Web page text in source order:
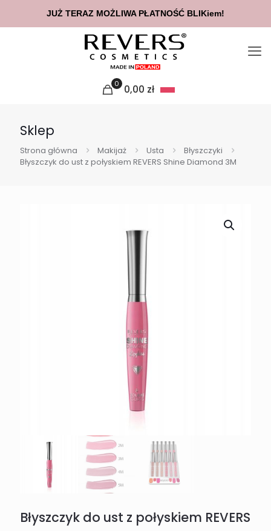
0 0,00 zł
Sklep
Strona główna Makijaż Usta
Błyszczyki
Błyszczyk do ust z połyskiem REVERS Shine Diamond 3M
Błyszczyk do ust z połyskiem REVERS
JUŻ TERAZ MOŻLIWA PŁATNOŚĆ BLIKiem!